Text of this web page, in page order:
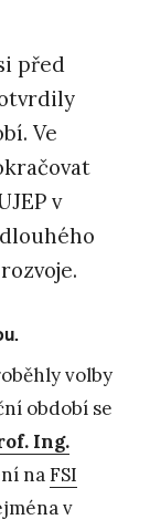
před
Ve
v
volby
období se
Ing.
naFSI
v